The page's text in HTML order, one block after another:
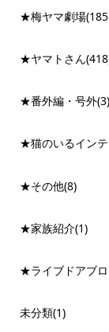
★梅ヤマ劇場
★ヤマトさん
★番外編・号外(3)
★猫のいるイン
★その他(8)
★家族紹介(1)
★ライブドアブ
未分類(1)